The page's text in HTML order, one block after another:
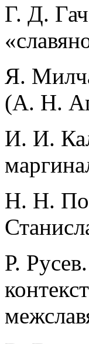
Г. Д.
Я.
(А. Н.
И. И.
Н. Н.
Р.